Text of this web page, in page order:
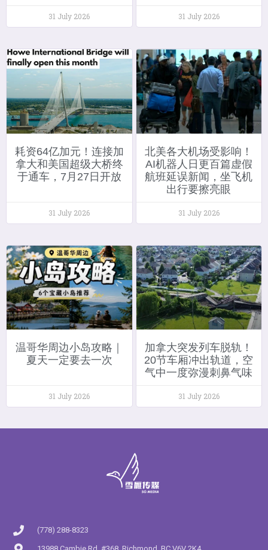
31 July 2026 31 July 2026
耗资64亿加元！连接加
拿大和美国超级大桥终
于通车，7月27日开放
31 July 2026
北美各大机场受影响！
AI机器人日更百篇虚假
航班延误新闻，坐飞机
出行要擦亮眼
31 July 2026
温哥华周边小岛攻略｜
夏天一定要去一次
31 July 2026
加拿大突发列车脱轨！
20节车厢冲出轨道，空
气中一度弥漫刺鼻气味
31 July 2026
(778) 288-8323